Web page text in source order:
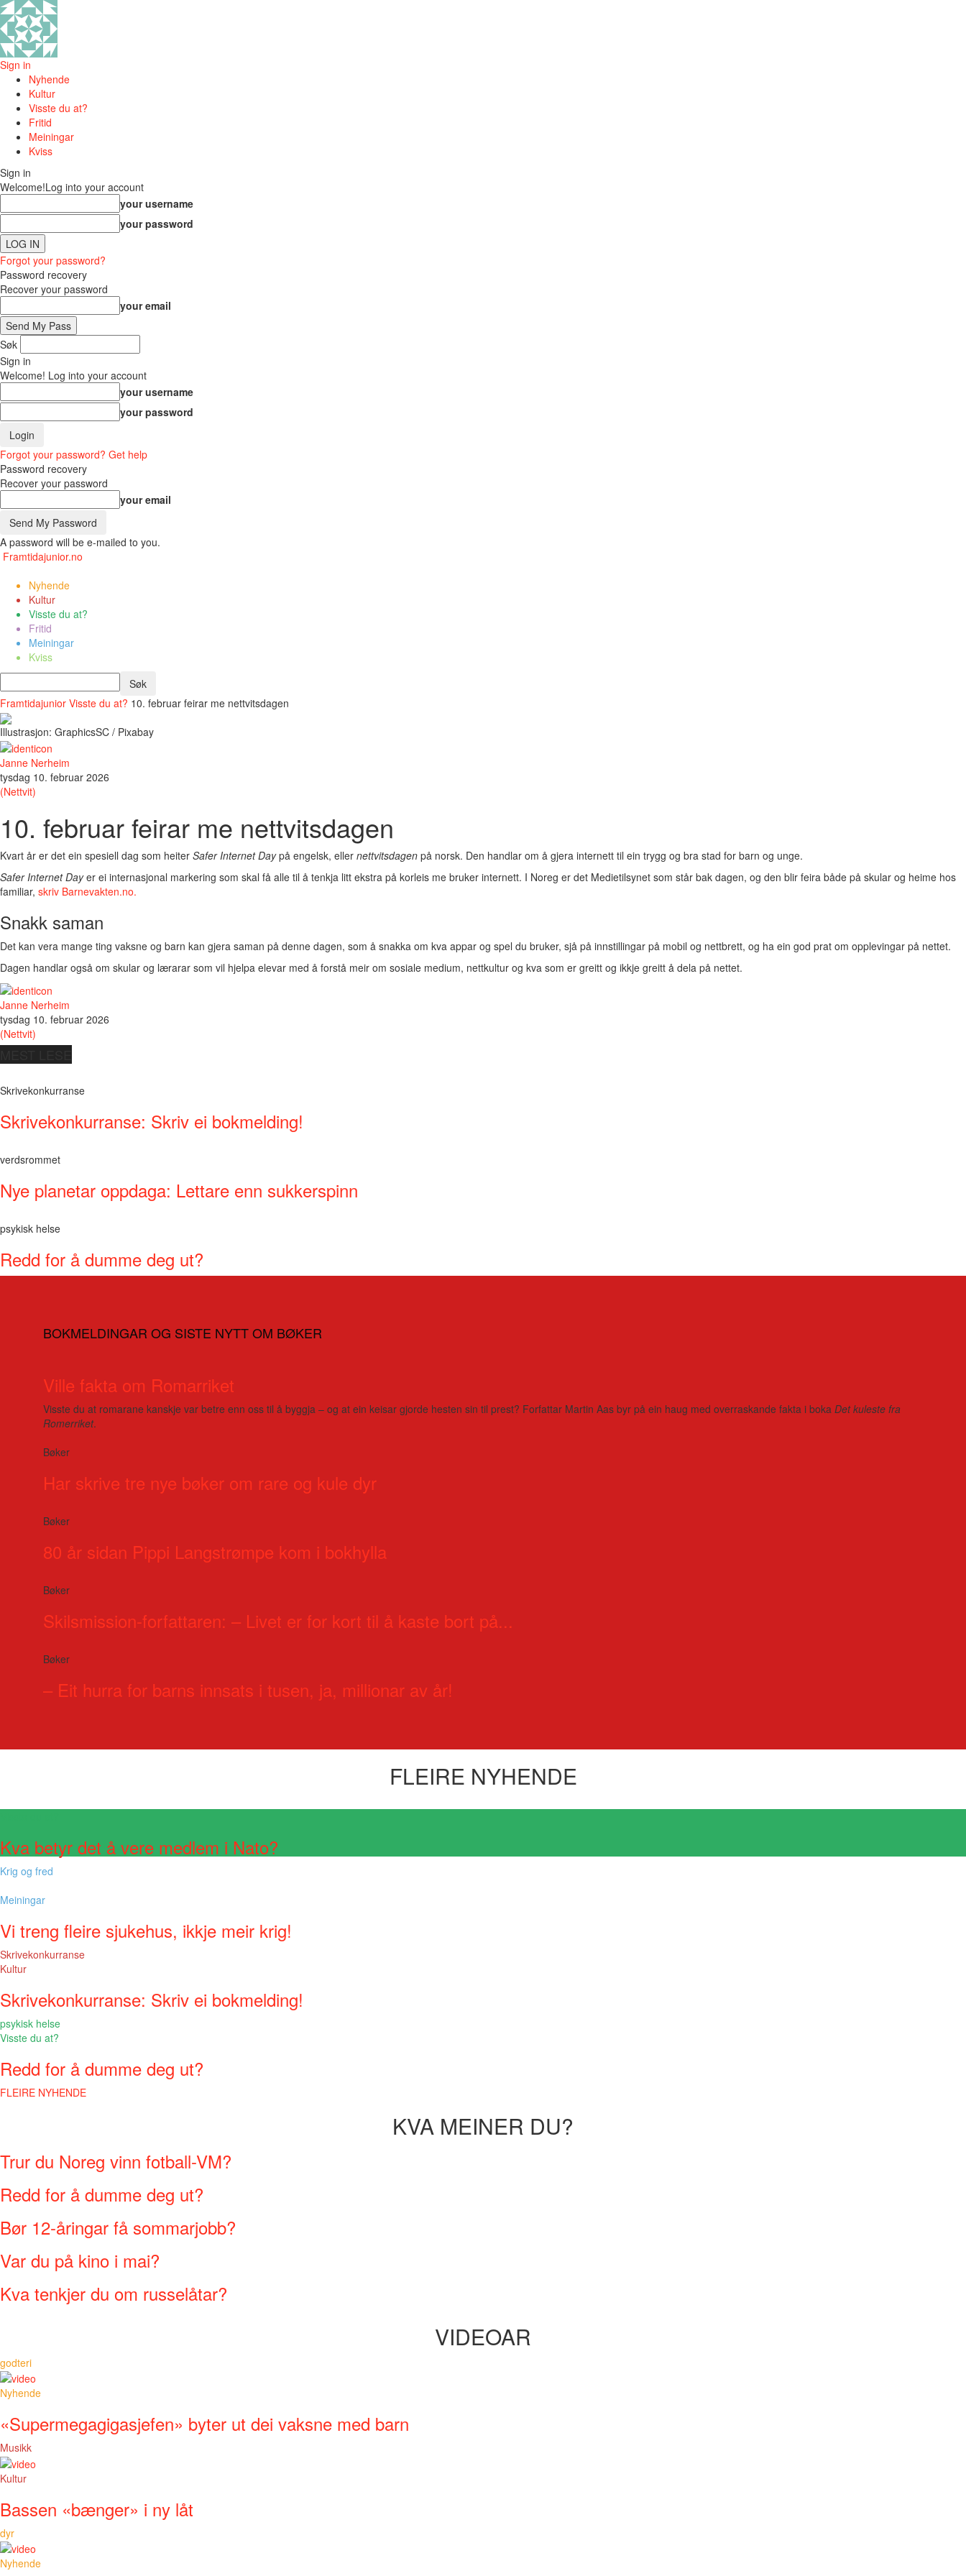
Sign in
Nyhende
Kultur
Visste du at?
Fritid
Meiningar
Kviss
Sign in
Welcome!Log into your account
your username
your password
Forgot your password?
Password recovery
Recover your password
your email
Søk
Sign in
Welcome! Log into your account
your username
your password
Forgot your password? Get help
Password recovery
Recover your password
your email
A password will be e-mailed to you.
Framtidajunior.no
Nyhende
Kultur
Visste du at?
Fritid
Meiningar
Kviss
Framtidajunior Visste du at? 10. februar feirar me nettvitsdagen
Illustrasjon: GraphicsSC / Pixabay
Janne Nerheim
tysdag 10. februar 2026
(Nettvit)
10. februar feirar me nettvitsdagen
Kvart år er det ein spesiell dag som heiter Safer Internet Daypå engelsk, eller nettvitsdagen på norsk. Den handlar om å gjera internett til ein trygg og bra stad for barn og unge.
Safer Internet Dayer ei internasjonal markering som skal få alle til å tenkja litt ekstra på korleis me bruker internett. I Noreg er det Medietilsynet som står bak dagen, og den blir feira både på skular og heime hos
familiar, skriv Barnevakten.no.
Snakk saman
Det kan vera mange ting vaksne og barn kan gjera saman på denne dagen, som å snakka om kva appar og spel du bruker, sjå på innstillingar på mobil og nettbrett, og ha ein god prat om opplevingar på nettet.
Dagen handlar også om skular og lærarar som vil hjelpa elevar med å forstå meir om sosiale medium, nettkultur og kva som er greitt og ikkje greitt å dela på nettet.
Janne Nerheim
tysdag 10. februar 2026
(Nettvit)
Skrivekonkurranse
Skrivekonkurranse: Skriv ei bokmelding!
verdsrommet
Nye planetar oppdaga: Lettare enn sukkerspinn
psykisk helse
Redd for å dumme deg ut?
BOKMELDINGAR OG SISTE NYTT OM BØKER
Ville fakta om Romarriket
Visste du at romarane kanskje var betre enn oss til å byggja – og at ein keisar gjorde hesten sin til prest? Forfattar Martin Aas byr på ein haug med overraskande fakta i boka Det kuleste fra
Romerriket.
Bøker
Har skrive tre nye bøker om rare og kule dyr
Bøker
80 år sidan Pippi Langstrømpe kom i bokhylla
Bøker
Skilsmission-forfattaren: – Livet er for kort til å kaste bort på...
Bøker
– Eit hurra for barns innsats i tusen, ja, millionar av år!
FLEIRE NYHENDE
Kva betyr det å vere medlem i Nato?
Krig og fred
Meiningar
Vi treng fleire sjukehus, ikkje meir krig!
Skrivekonkurranse
Kultur
Skrivekonkurranse: Skriv ei bokmelding!
psykisk helse
Visste du at?
Redd for å dumme deg ut?
FLEIRE NYHENDE
KVA MEINER DU?
Trur du Noreg vinn fotball-VM?
Redd for å dumme deg ut?
Bør 12-åringar få sommarjobb?
Var du på kino i mai?
Kva tenkjer du om russelåtar?
VIDEOAR
godteri
Nyhende
«Supermegagigasjefen» byter ut dei vaksne med barn
Musikk
Kultur
Bassen «bænger» i ny låt
dyr
Nyhende